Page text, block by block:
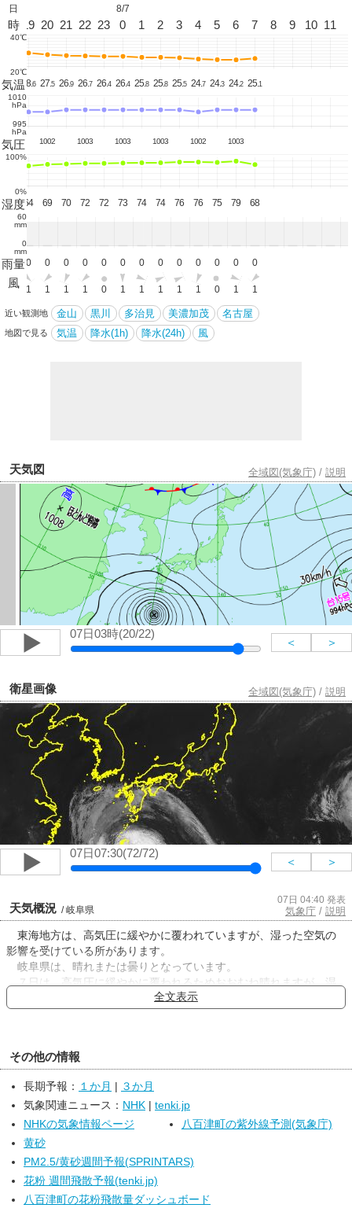
日
時
18 19 20 21 22 23
8/7
0 1 2 3 4 5 6 7 8 9 10 11
40℃
20℃
気温
31. 1 28.6 27. 5 26. 9 26. 7 26. 4 26. 4 25. 8 25. 8 25. 5 24.7 24.3 24.2 25. 1
1010
hPa
995
hPa
気圧
1001 1002 1003 1003 1003 1002
1003
100%
0%
湿度
60 64 69 70 72 72 73 74 74 76 76 75 79 68
60
mm
0
mm
雨量
0 0 0 0 0 0 0 0 0 0 0 0 0 0
風
3 1 1 1 1 0 1 1 1 1 1 0 1 1
近い観測地 金山 黒川 多治見 美濃加茂 名古屋
地図で見る 気温 降水(1h) 降水(24h) 風
天気図 全域図(気象庁) / 説明
07日03時(20/22)
＜ ＞
衛星画像 全域図(気象庁) / 説明
07日07:30(72/72)
＜ ＞
天気概況 / 岐阜県
07日 04:40 発表
気象庁 / 説明
東海地方は、高気圧に緩やかに覆われていますが、湿った空気の
影響を受けている所があります。
岐阜県は、晴れまたは曇りとなっています。
７日は、高気圧に緩やかに覆われるためおおむね晴れますが、湿
った空気の影響で雲が広がりやすく、午後は雷を伴った激しい雨や
た激しい雨や非常に激しい雨の降る所がある見込みです。
全文表示
その他の情報
長期予報： １か月
３か月
気象関連ニュース： NHK
tenki.jp
NHKの気象情報ページ
八百津町の紫外線予測(気象庁)
黄砂
PM2.5/黄砂週間予報(SPRINTARS)
花粉 週間飛散予報(tenki.jp)
八百津町の花粉飛散量ダッシュボード